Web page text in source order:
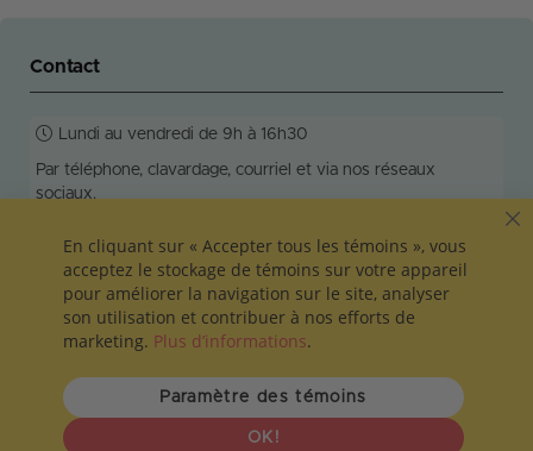
Contact
Lundi au vendredi de 9h à 16h30
Par téléphone, clavardage, courriel et via nos réseaux
sociaux.
info@colleamoi.com 581-200-5888
Vie privée et sécurité Termes et conditions
100-1606 rue Ottawa, Montréal, QC, H3C 0V7
En cliquant sur « Accepter tous les témoins », vous
acceptez le stockage de témoins sur votre appareil
pour améliorer la navigation sur le site, analyser
son utilisation et contribuer à nos efforts de
marketing. Plus d’informations.
OK!
Paramètre des témoins